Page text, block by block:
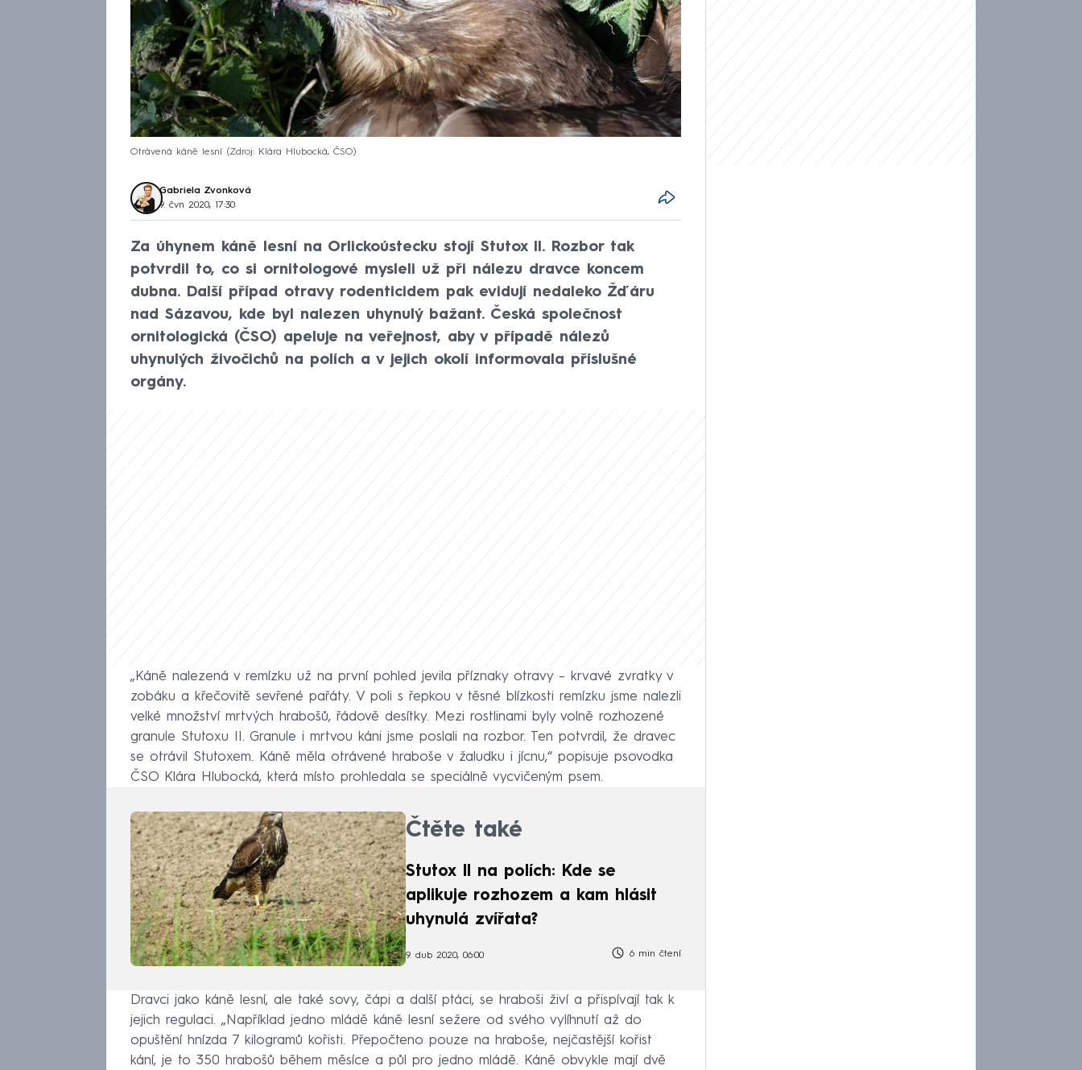
Otrávená káně lesní Zdroj: Klára Hlubocká, ČSO
Gabriela Zvonková
9. čvn 2020, 17:30
Za úhynem káně lesní na Orlickoústecku stojí Stutox II. Rozbor tak
potvrdil to, co si ornitologové mysleli už při nálezu dravce koncem
dubna. Další případ otravy rodenticidem pak evidují nedaleko Žďáru
nad Sázavou, kde byl nalezen uhynulý bažant. Česká společnost
ornitologická (ČSO) apeluje na veřejnost, aby v případě nálezů
uhynulých živočichů na polích a v jejich okolí informovala příslušné
orgány.
„Káně nalezená v remízku už na první pohled jevila příznaky otravy – krvavé zvratky v
zobáku a křečovitě sevřené pařáty. V poli s řepkou v těsné blízkosti remízku jsme nalezli
velké množství mrtvých hrabošů, řádově desítky. Mezi rostlinami byly volně rozhozené
granule Stutoxu II. Granule i mrtvou káni jsme poslali na rozbor. Ten potvrdil, že dravec
se otrávil Stutoxem. Káně měla otrávené hraboše v žaludku i jícnu,“ popisuje psovodka
ČSO Klára Hlubocká, která místo prohledala se speciálně vycvičeným psem.
Čtěte také
Stutox II na polích: Kde se
aplikuje rozhozem a kam hlásit
uhynulá zvířata?
9. dub 2020, 06:00 6 min čtení
Dravci jako káně lesní, ale také sovy, čápi a další ptáci, se hraboši živí a přispívají tak k
jejich regulaci. „Například jedno mládě káně lesní sežere od svého vylíhnutí až do
opuštění hnízda 7 kilogramů kořisti. Přepočteno pouze na hraboše, nejčastější kořist
kání, je to 350 hrabošů během měsíce a půl pro jedno mládě. Káně obvykle mají dvě